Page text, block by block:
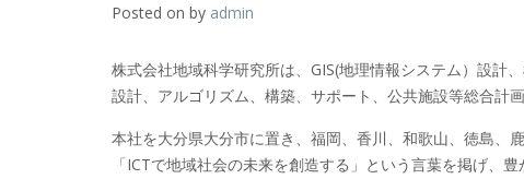
Posted on by admin
株式会社地域科学研究所は、GIS(地理情報システム）設計
設計、アルゴリズム、構築、サポート、公共施設等総合計
本社を大分県大分市に置き、福岡、香川、和歌山、徳島、
「ICTで地域社会の未来を創造する」という言葉を掲げ、